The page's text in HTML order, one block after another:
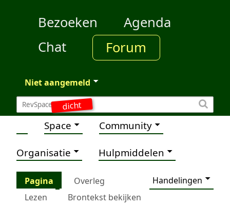
dicht
Bezoeken
Agenda
Chat
Forum
Niet aangemeld
Space Community
Organisatie Hulpmiddelen
Pagina Overleg
Handelingen
Lezen
Brontekst bekijken